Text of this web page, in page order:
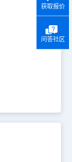
获取报价
问答社区